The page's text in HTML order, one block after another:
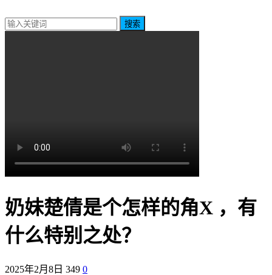
搜索
奶妹楚倩是个怎样的角X ，有
什么特别之处？
2025年2月8日 349 0